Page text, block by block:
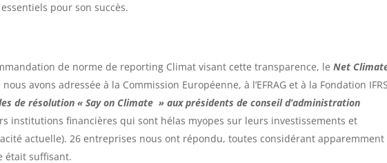
pour son succès.
de norme de reporting Climat visant cette transparence, leNet
avons adressée à la Commission Européenne, à l’EFRAG et à la Fondation IFRS
de résolution « Say on Climate » aux présidents de conseil d’administration
institutions financières qui sont hélas myopes sur leurs investissements et
actuelle). 26 entreprises nous ont répondu, toutes considérant apparemment
était suffisant.